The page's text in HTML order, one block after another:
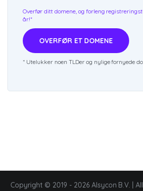
Overfør ditt domene, og forleng
år!*
OVERFØR ET DOMENE
* Utelukker noen TLDer og nylige fornyede
Copyright © 2019 - 2026 Alsycon B.V. |